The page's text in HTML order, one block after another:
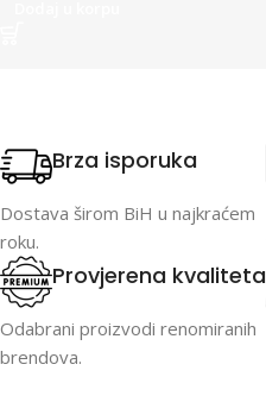
Brza isporuka
Dostava širom BiH u najkraćem
roku.
Provjerena kvaliteta
Odabrani proizvodi renomiranih
brendova.